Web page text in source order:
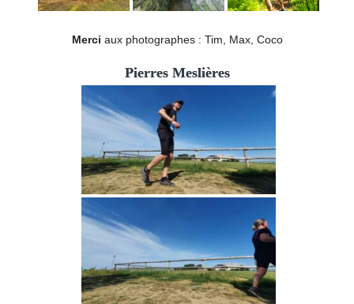
Merci aux photographes : Tim, Max, Coco
Pierres Meslières